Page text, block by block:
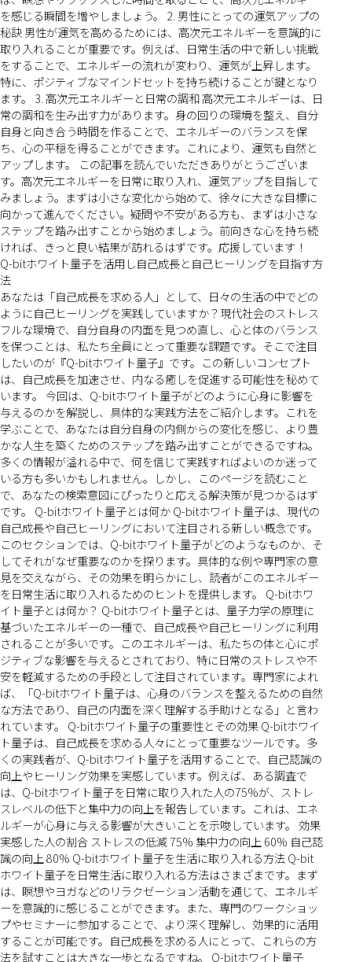
を感じる瞬間を増やしましょう。 2. 男性にとっての運気アップの
秘訣 男性が運気を高めるためには、高次元エネルギーを意識的に
取り入れることが重要です。例えば、日常生活の中で新しい挑戦
をすることで、エネルギーの流れが変わり、運気が上昇します。
特に、ポジティブなマインドセットを持ち続けることが鍵となり
ます。 3. 高次元エネルギーと日常の調和 高次元エネルギーは、日
常の調和を生み出す力があります。身の回りの環境を整え、自分
自身と向き合う時間を作ることで、エネルギーのバランスを保
ち、心の平穏を得ることができます。これにより、運気も自然と
アップします。 この記事を読んでいただきありがとうございま
す。高次元エネルギーを日常に取り入れ、運気アップを目指して
みましょう。まずは小さな変化から始めて、徐々に大きな目標に
向かって進んでください。疑問や不安がある方も、まずは小さな
ステップを踏み出すことから始めましょう。前向きな心を持ち続
ければ、きっと良い結果が訪れるはずです。応援しています！
Q-bitホワイト量子を活用し自己成長と自己ヒーリングを目指す方
法
あなたは「自己成長を求める人」として、日々の生活の中でどの
ように自己ヒーリングを実践していますか？現代社会のストレス
フルな環境で、自分自身の内面を見つめ直し、心と体のバランス
を保つことは、私たち全員にとって重要な課題です。そこで注目
したいのが『Q-bitホワイト量子』です。この新しいコンセプト
は、自己成長を加速させ、内なる癒しを促進する可能性を秘めて
います。 今回は、Q-bitホワイト量子がどのように心身に影響を
与えるのかを解説し、具体的な実践方法をご紹介します。これを
学ぶことで、あなたは自分自身の内側からの変化を感じ、より豊
かな人生を築くためのステップを踏み出すことができるですね。
多くの情報が溢れる中で、何を信じて実践すればよいのか迷って
いる方も多いかもしれません。しかし、このページを読むこと
で、あなたの検索意図にぴったりと応える解決策が見つかるはず
です。 Q-bitホワイト量子とは何か Q-bitホワイト量子は、現代の
自己成長や自己ヒーリングにおいて注目される新しい概念です。
このセクションでは、Q-bitホワイト量子がどのようなものか、そ
してそれがなぜ重要なのかを探ります。具体的な例や専門家の意
見を交えながら、その効果を明らかにし、読者がこのエネルギー
を日常生活に取り入れるためのヒントを提供します。 Q-bitホワ
イト量子とは何か？ Q-bitホワイト量子とは、量子力学の原理に
基づいたエネルギーの一種で、自己成長や自己ヒーリングに利用
されることが多いです。このエネルギーは、私たちの体と心にポ
ジティブな影響を与えるとされており、特に日常のストレスや不
安を軽減するための手段として注目されています。専門家によれ
ば、「Q-bitホワイト量子は、心身のバランスを整えるための自然
な方法であり、自己の内面を深く理解する手助けとなる」と言わ
れています。 Q-bitホワイト量子の重要性とその効果 Q-bitホワイ
ト量子は、自己成長を求める人々にとって重要なツールです。多
くの実践者が、Q-bitホワイト量子を活用することで、自己認識の
向上やヒーリング効果を実感しています。例えば、ある調査で
は、Q-bitホワイト量子を日常に取り入れた人の75%が、ストレ
スレベルの低下と集中力の向上を報告しています。これは、エネ
ルギーが心身に与える影響が大きいことを示唆しています。 効果
実感した人の割合 ストレスの低減 75% 集中力の向上 60% 自己認
識の向上 80% Q-bitホワイト量子を生活に取り入れる方法 Q-bit
ホワイト量子を日常生活に取り入れる方法はさまざまです。まず
は、瞑想やヨガなどのリラクゼーション活動を通じて、エネルギ
ーを意識的に感じることができます。また、専門のワークショッ
プやセミナーに参加することで、より深く理解し、効果的に活用
することが可能です。自己成長を求める人にとって、これらの方
法を試すことは大きな一歩となるですね。 Q-bitホワイト量子